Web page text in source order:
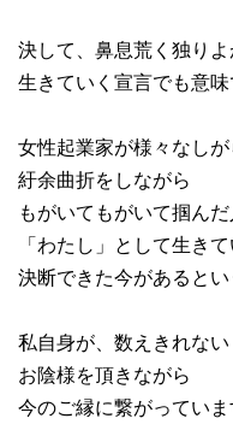
決して、鼻息荒く独り
生きていく宣言でも意味
女性起業家が様々なし
紆余曲折をしながら
もがいてもがいて掴ん
「わたし」として生き
決断できた今があると
私自身が、数えきれない
お陰様を頂きながら
今のご縁に繋がってい